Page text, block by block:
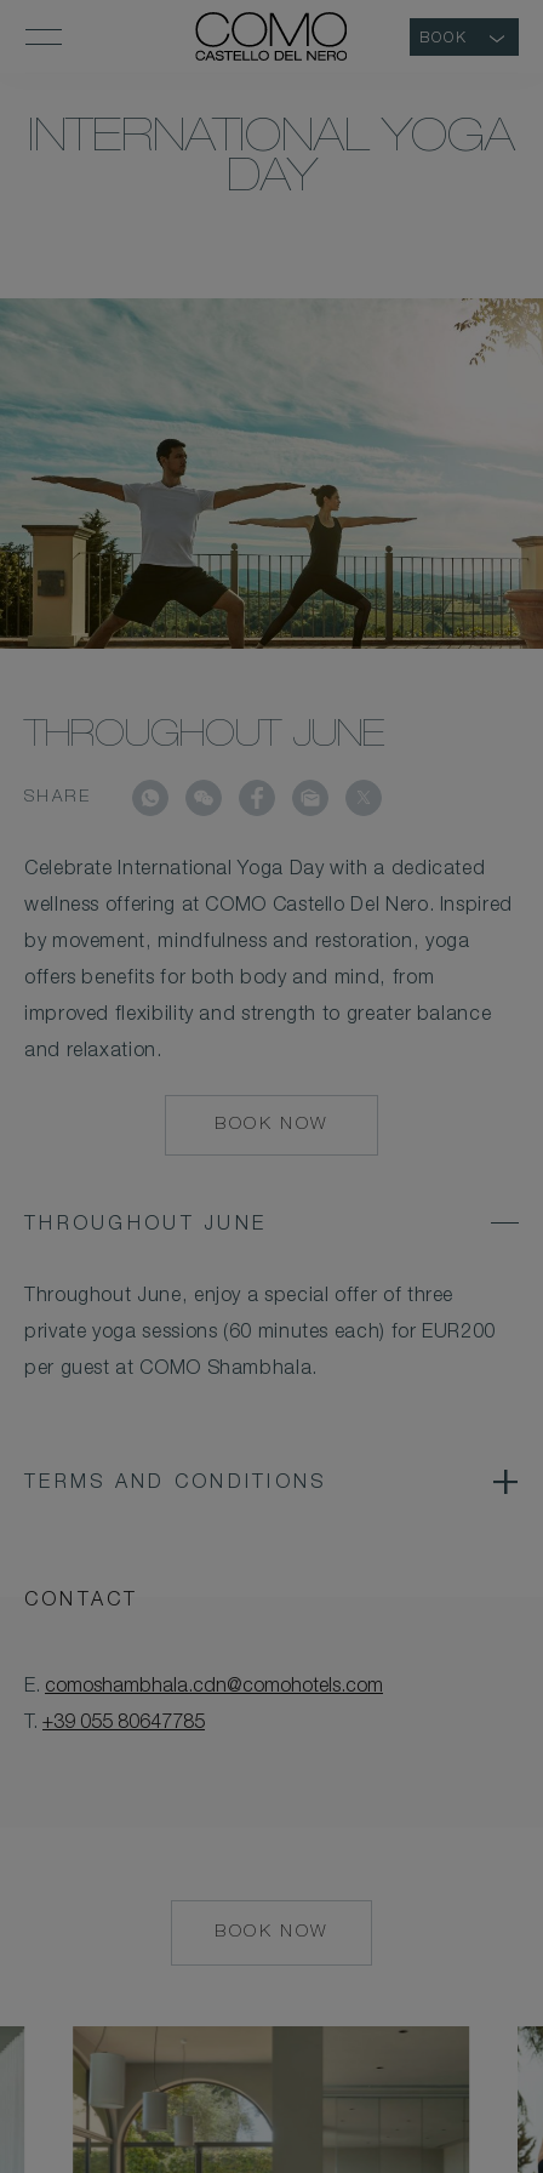
BOOK
INTERNATIONAL YOGA
DAY
THROUGHOUT JUNE
SHARE
Celebrate International Yoga Day with a dedicated
wellness offering at COMO Castello Del Nero. Inspired
by movement, mindfulness and restoration, yoga
offers benefits for both body and mind, from
improved flexibility and strength to greater balance
and relaxation.
BOOK NOW
THROUGHOUT JUNE
Throughout June, enjoy a special offer of three
private yoga sessions (60 minutes each) for EUR200
per guest at COMO Shambhala.
TERMS AND CONDITIONS
CONTACT
E. comoshambhala.cdn@comohotels.com
T. +39 055 80647785
BOOK NOW